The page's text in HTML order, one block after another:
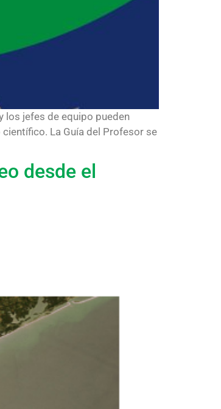
los jefes de equipo pueden
La Guía del Profesor se
desde el